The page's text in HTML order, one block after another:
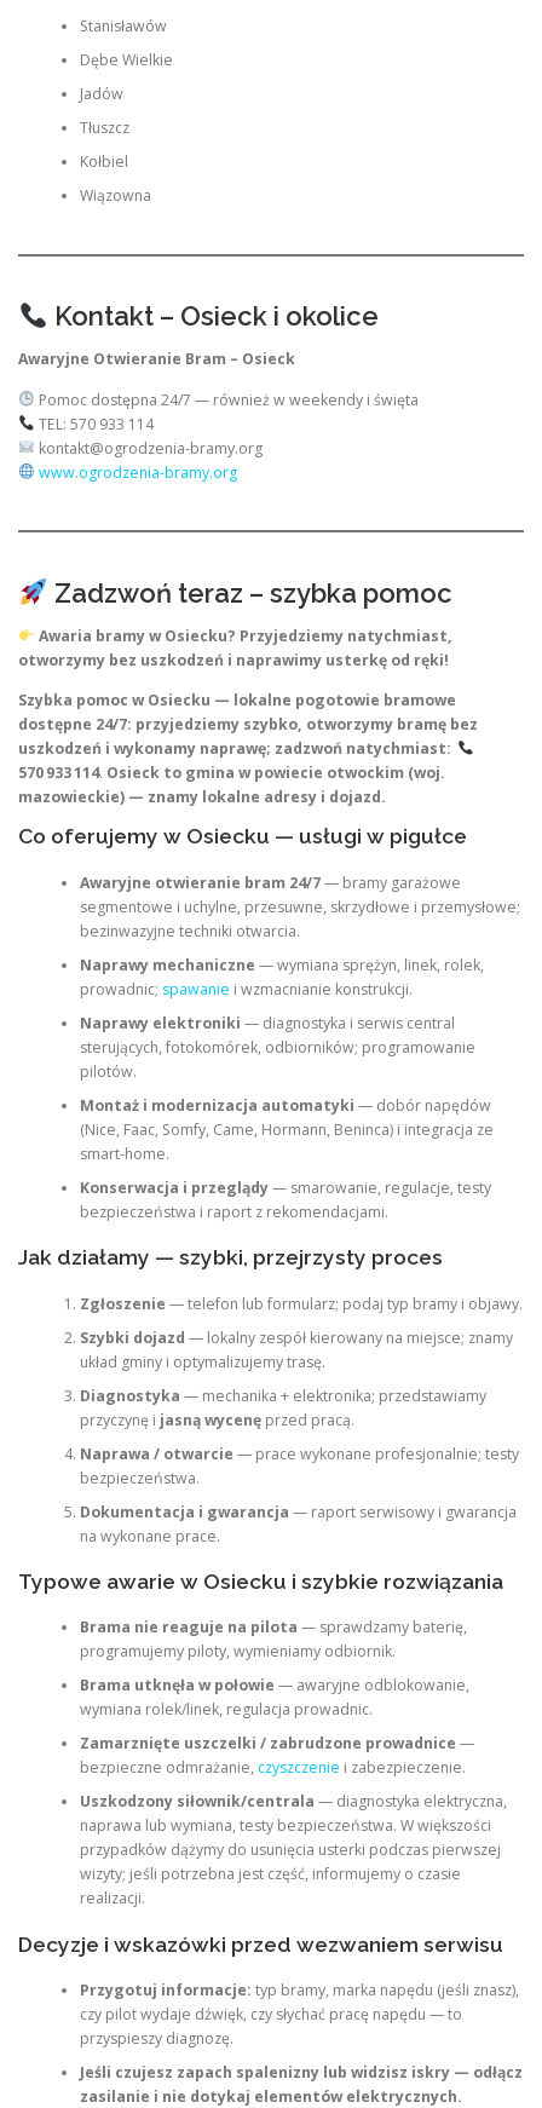
Stanisławów
Dębe Wielkie
Jadów
Tłuszcz
Kołbiel
Wiązowna
Kontakt – Osieck i okolice
Awaryjne Otwieranie Bram – Osieck
Pomoc dostępna 24/7 — również w weekendy i święta
TEL: 570 933 114
kontakt@ogrodzenia-bramy.org
www.ogrodzenia-bramy.org
Zadzwoń teraz – szybka pomoc
Awaria bramy w Osiecku? Przyjedziemy natychmiast,
otworzymy bez uszkodzeń i naprawimy usterkę od ręki!
Szybka pomoc w Osiecku — lokalne pogotowie bramowe
dostępne 24/7: przyjedziemy szybko, otworzymy bramę bez
uszkodzeń i wykonamy naprawę; zadzwoń natychmiast:
570 933 114. Osieck to gmina w powiecie otwockim (woj.
mazowieckie) — znamy lokalne adresy i dojazd.
Co oferujemy w Osiecku — usługi w pigułce
Awaryjne otwieranie bram 24/7— bramy garażowe
segmentowe i uchylne, przesuwne, skrzydłowe i przemysłowe;
bezinwazyjne techniki otwarcia.
Naprawy mechaniczne — wymiana sprężyn, linek, rolek,
prowadnic; spawanie i wzmacnianie konstrukcji.
Naprawy elektroniki — diagnostyka i serwis central
sterujących, fotokomórek, odbiorników; programowanie
pilotów.
Montaż i modernizacja automatyki — dobór napędów
(Nice, Faac, Somfy, Came, Hormann, Beninca) i integracja ze
smart‑home.
Konserwacja i przeglądy— smarowanie, regulacje, testy
bezpieczeństwa i raport z rekomendacjami.
Jak działamy — szybki, przejrzysty proces
Zgłoszenie — telefon lub formularz; podaj typ bramy i objawy.
Szybki dojazd — lokalny zespół kierowany na miejsce; znamy
układ gminy i optymalizujemy trasę.
Diagnostyka — mechanika + elektronika; przedstawiamy
przyczynę i jasną wycenęprzed pracą.
Naprawa / otwarcie — prace wykonane profesjonalnie; testy
bezpieczeństwa.
Dokumentacja i gwarancja — raport serwisowy i gwarancja
na wykonane prace.
Typowe awarie w Osiecku i szybkie rozwiązania
Brama nie reaguje na pilota — sprawdzamy baterię,
programujemy piloty, wymieniamy odbiornik.
Brama utknęła w połowie — awaryjne odblokowanie,
wymiana rolek/linek, regulacja prowadnic.
Zamarznięte uszczelki / zabrudzone prowadnice —
bezpieczne odmrażanie, czyszczenie i zabezpieczenie.
Uszkodzony siłownik/centrala — diagnostyka elektryczna,
naprawa lub wymiana, testy bezpieczeństwa. W większości
przypadków dążymy do usunięcia usterki podczas pierwszej
wizyty; jeśli potrzebna jest część, informujemy o czasie
realizacji.
Decyzje i wskazówki przed wezwaniem serwisu
Przygotuj informacje: typ bramy, marka napędu (jeśli znasz),
czy pilot wydaje dźwięk, czy słychać pracę napędu — to
przyspieszy diagnozę.
Jeśli czujesz zapach spalenizny lub widzisz iskry — odłącz
zasilanie i nie dotykaj elementów elektrycznych.